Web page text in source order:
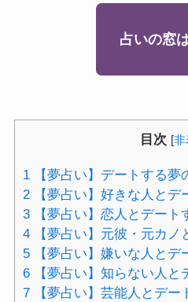
占いの窓
目次 [非
1【夢占い】デートする夢
2【夢占い】好きな人とデ
3【夢占い】恋人とデート
4【夢占い】元彼・元カノ
5【夢占い】嫌いな人とデ
6【夢占い】知らない人と
7【夢占い】芸能人とデー